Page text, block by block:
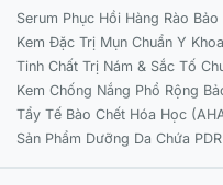
để bảo vệ da khỏi tác
gây ra sắc tố da.
Serum Phục Hồi Hàng Rào Bảo
Kem Đặc Trị Mụn Chuẩn Y Khoa
Tinh Chất Trị Nám & Sắc Tố
Kem Chống Nắng Phổ Rộng
Tẩy Tế Bào Chết Hóa Học
Sản Phẩm Dưỡng Da Chứa